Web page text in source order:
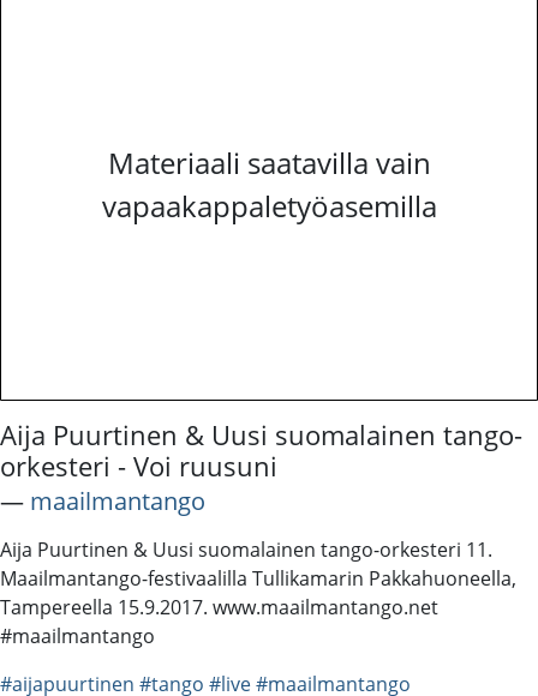
Materiaali saatavilla vain
vapaakappaletyöasemilla
Aija Puurtinen & Uusi suomalainen tango-
orkesteri - Voi ruusuni
― maailmantango
Aija Puurtinen & Uusi suomalainen tango-orkesteri 11.
Maailmantango-festivaalilla Tullikamarin Pakkahuoneella,
Tampereella 15.9.2017. www.maailmantango.net
#maailmantango
#aijapuurtinen #tango #live#maailmantango